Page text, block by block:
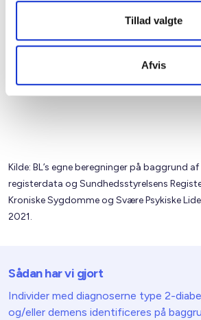
Tillad valgte
Afvis
Kilde: BL’s egne beregninger på baggrund
registerdata og Sundhedsstyrelsens
Kroniske Sygdomme og Svære Psykiske
2021.
Sådan har vi gjort
Individer med diagnoserne type 2-
og/eller demens identificeres på